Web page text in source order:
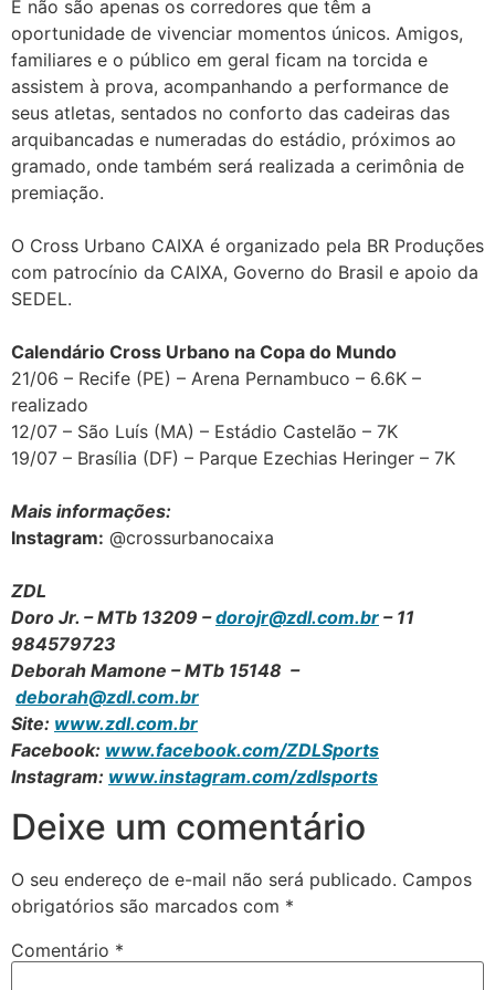
E não são apenas os corredores que têm a
oportunidade de vivenciar momentos únicos. Amigos,
familiares e o público em geral ficam na torcida e
assistem à prova, acompanhando a performance de
seus atletas, sentados no conforto das cadeiras das
arquibancadas e numeradas do estádio, próximos ao
gramado, onde também será realizada a cerimônia de
premiação.
O Cross Urbano CAIXA é organizado pela BR Produções
com patrocínio da CAIXA, Governo do Brasil e apoio da
SEDEL.
Calendário Cross Urbano na Copa do Mundo
21/06 – Recife (PE) – Arena Pernambuco – 6.6K –
realizado
12/07 – São Luís (MA) – Estádio Castelão – 7K
19/07 – Brasília (DF) – Parque Ezechias Heringer – 7K
Mais informações:
Instagram: @crossurbanocaixa
ZDL
Doro Jr. – MTb 13209 –dorojr@zdl.com.br – 11
984579723
Deborah Mamone – MTb 15148 –
deborah@zdl.com.br
Site: www.zdl.com.br
Facebook: www.facebook.com/ZDLSports
Instagram: www.instagram.com/zdlsports
Deixe um comentário
O seu endereço de e-mail não será publicado. Campos
obrigatórios são marcados com *
Comentário *